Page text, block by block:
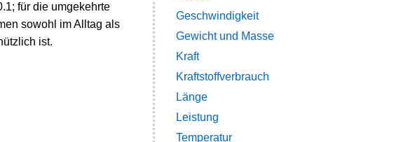
für die umgekehrte
sowohl im Alltag als
ist.
Geschwindigkeit
Gewicht und Masse
Kraft
Kraftstoffverbrauch
Länge
Leistung
Temperatur